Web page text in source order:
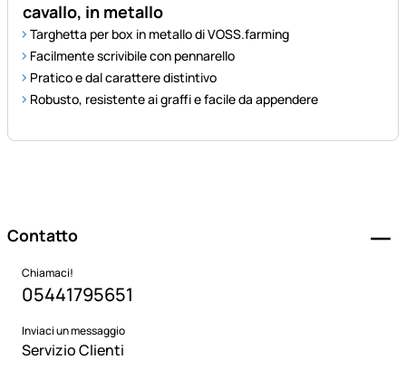
cavallo, in metallo
Targhetta per box in metallo di VOSS.farming
Facilmente scrivibile con pennarello
Pratico e dal carattere distintivo
Robusto, resistente ai graffi e facile da appendere
Contatto
Chiamaci!
05441795651
Inviaci un messaggio
Servizio Clienti